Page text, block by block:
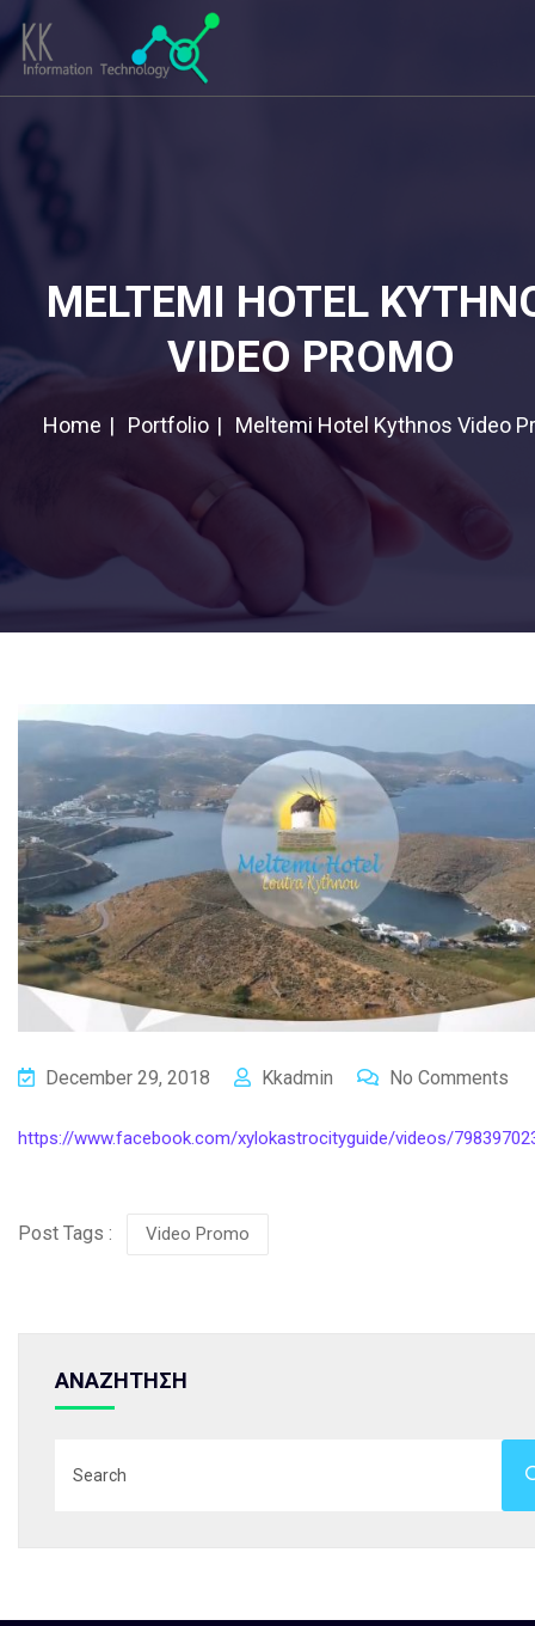
MELTEMI HOTEL
VIDEO PROMO
Home Portfolio Meltemi Hotel Kythnos Video
December 29, 2018 Kkadmin No Comments
https://www.facebook.com/xylokastrocityguide/videos/
Post Tags : Video Promo
ΑΝΑΖΗΤΗΣΗ